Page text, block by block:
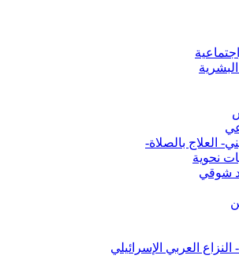
البشرية
العلاج بالصلاة-
نحوية
شوقي
العربي الإسرائيلي